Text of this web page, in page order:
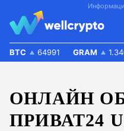
BTC 64991 GRAM
ОНЛАЙН
ПРИВАТ24